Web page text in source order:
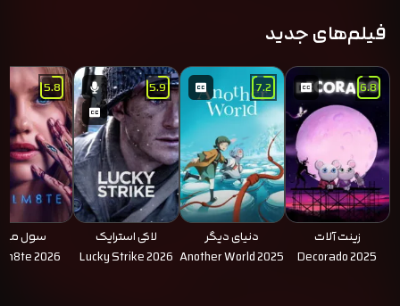
فیلم‌های جدید
6.8
زینت آلات
Decorado 2025
7.2
دنیای دیگر
Another World 2025
5.9
لاکی استرایک
Lucky Strike 2026
5.8
سول
2026